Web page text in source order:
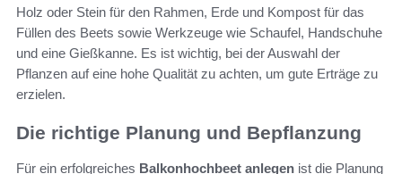
Holz oder Stein für den Rahmen, Erde und Kompost für das
Füllen des Beets sowie Werkzeuge wie Schaufel, Handschuhe
und eine Gießkanne. Es ist wichtig, bei der Auswahl der
Pflanzen auf eine hohe Qualität zu achten, um gute Erträge zu
erzielen.
Die richtige Planung und Bepflanzung
Für ein erfolgreiches Balkonhochbeet anlegen ist die Planung